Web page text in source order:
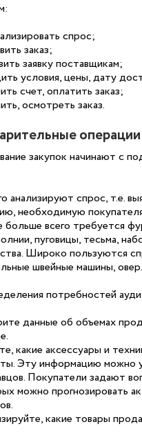
спрос;
заказ;
заявку поставщикам;
условия, цены, дату
счет, оплатить заказ;
осмотреть заказ.
операции
закупок начинают с
анализируют спрос, т.е.
необходимую
больше всего требуется
пуговицы, тесьма,
Широко пользуются
швейные машины,
потребностей
данные об объемах
какие аксессуары и
Эту информацию можно
Покупатели задают
можно прогнозировать
какие товары